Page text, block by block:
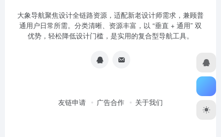
大象导航聚焦设计全链路资源，适配新老设计师需求，兼顾普
通用户日常所需。分类清晰、资源丰富，以 “垂直 + 通用” 双
优势，轻松降低设计门槛，是实用的复合型导航工具。
友链申请 广告合作 关于我们